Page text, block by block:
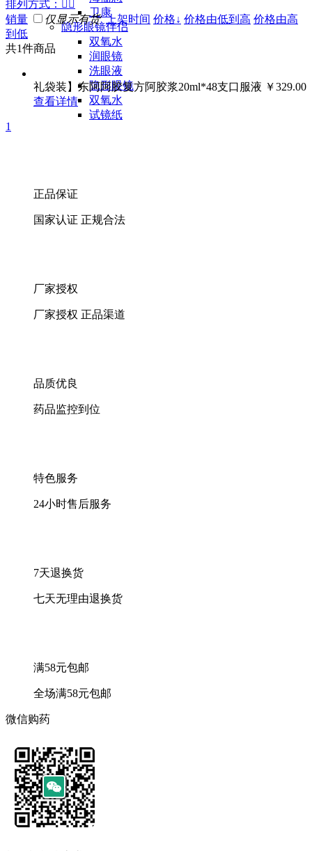
卫康
隐形眼镜伴侣
双氧水
润眼镜
洗眼液
隐形眼镜
双氧水
试镜纸
排列方式 ：
销量
仅显示有货 上架时间 价格↓ 价格由低到高 价格由高
到低
共1件商品
礼袋装】东阿阿胶复方阿胶浆20ml*48支口服液 ￥329.00
查看详情
1
正品保证
国家认证 正规合法
厂家授权
厂家授权 正品渠道
品质优良
药品监控到位
特色服务
24小时售后服务
7天退换货
七天无理由退换货
满58元包邮
全场满58元包邮
微信购药